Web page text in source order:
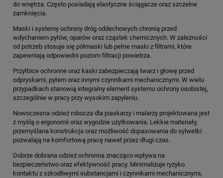
do wnętrza. Często posiadają elastyczne ściągacze oraz szczelne
zamknięcia.
Maski i systemy ochrony dróg oddechowych chronią przed
wdychaniem pyłów, oparów oraz cząstek chemicznych. W zależności
od potrzeb stosuje się półmaski lub pełne maski z filtrami, które
zapewniają odpowiedni poziom filtracji powietrza.
Przyłbice ochronne oraz kaski zabezpieczają twarz i głowę przed
odpryskami, pyłem oraz innymi czynnikami mechanicznymi. W wielu
przypadkach stanowią integralny element systemu ochrony osobistej,
szczególnie w pracy przy wysokim zapyleniu.
Nowoczesna odzież robocza dla piaskarzy i malarzy projektowana jest
z myślą o ergonomii oraz wygodzie użytkowania. Lekkie materiały,
przemyślana konstrukcja oraz możliwość dopasowania do sylwetki
pozwalają na komfortową pracę nawet przez długi czas.
Dobrze dobrana odzież ochronna znacząco wpływa na
bezpieczeństwo oraz efektywność pracy. Minimalizuje ryzyko
kontaktu z szkodliwymi substancjami i czynnikami mechanicznymi,